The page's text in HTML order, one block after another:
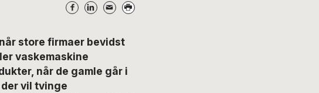
når store firmaer bevidst
vaskemaskine
når de gamle går i
der vil tvinge